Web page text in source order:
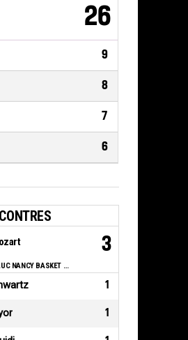
26
9
8
7
6
CONTRES
SLUC NANCY BASKET ASSOCIATION
3
1
1